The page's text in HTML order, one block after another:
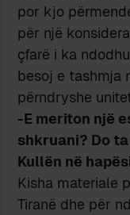
por kjo
për një
çfarë i ka
besoj e tashmja
përndryshe
-E meriton një
shkruani? Do
Kullën në
Kisha materiale
Tiranë dhe për